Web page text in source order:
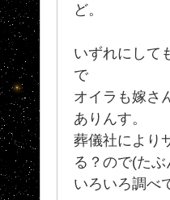
ど。
いずれにして
で
オイラも嫁さ
ありんす。
葬儀社により
る？ので(たぶ
いろいろ調べ